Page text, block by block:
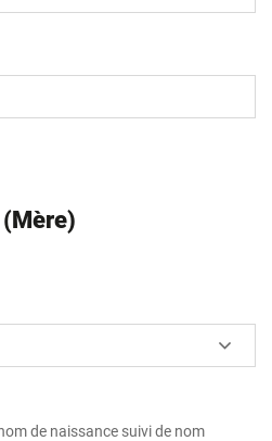
de naissance suivi de nom